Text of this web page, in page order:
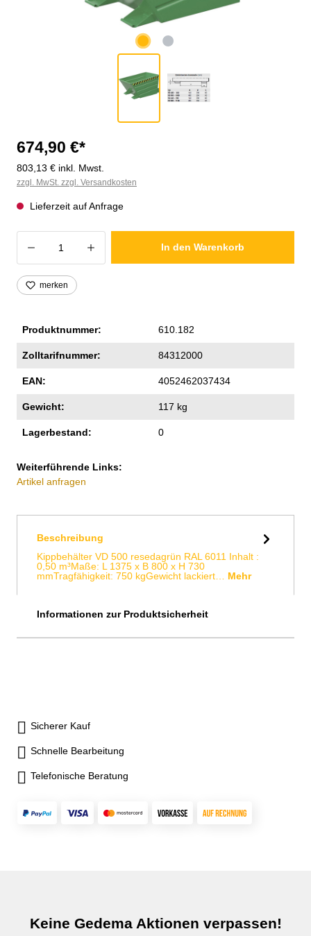
674,90 €*
803,13 € inkl. Mwst.
zzgl. MwSt. zzgl. Versandkosten
Lieferzeit auf Anfrage
Produkt Anzahl: Gib den gewünschten
In den Warenkorb
merken
Produktnummer: 610.182
Zolltarifnummer: 84312000
EAN: 4052462037434
Gewicht: 117 kg
Lagerbestand: 0
Weiterführende Links:
Artikel anfragen
Beschreibung
Kippbehälter VD 500 resedagrün RAL 6011 Inhalt :
0,50 m³Maße: L 1375 x B 800 x H 730
mmTragfähigkeit: 750 kgGewicht lackiert… Mehr
Informationen zur Produktsicherheit
Sicherer Kauf
Schnelle Bearbeitung
Telefonische Beratung
Keine Gedema Aktionen verpassen!